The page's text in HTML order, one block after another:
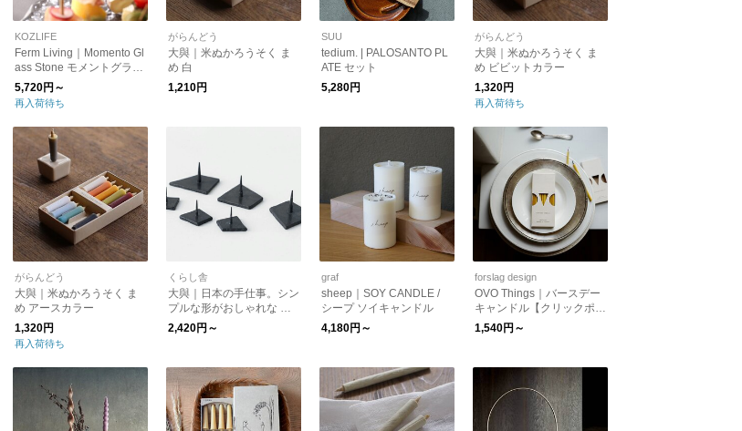
KOZLIFE
Ferm Living｜Momento Gl
ass Stone モメントグラス
ストーン 2個セット ガラ
ス/プレート/キャンドルス
タンド/日本正規販売店品
【お取り寄せ】
5,720円～
再入荷待ち
がらんどう
大與｜米ぬかろうそく ま
め 白
1,210円
SUU
tedium. | PALOSANTO PL
ATE セット
5,280円
がらんどう
大與｜米ぬかろうそく ま
め ビビットカラー
1,320円
再入荷待ち
がらんどう
大與｜米ぬかろうそく ま
め アースカラー
1,320円
再入荷待ち
くらし舎
大與｜日本の手仕事。シン
プルな形がおしゃれな 鉄
製燭台 Sサイズ/Mサイズ k
urashisha ろうそく
2,420円～
graf
sheep｜SOY CANDLE /
シープ ソイキャンドル
4,180円～
forslag design
OVO Things｜バースデー
キャンドル【クリックポス
ト対応】
1,540円～